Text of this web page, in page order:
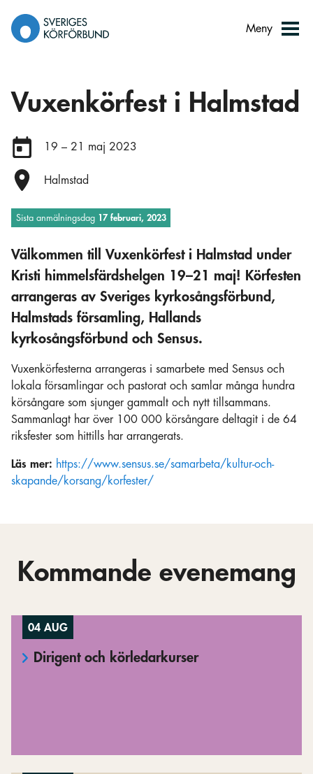
innehåll
Meny
Vuxenkörfest i Halmstad
Datum:
19 – 21 maj 2023
Plats:
Halmstad
Sista anmälningsdag 17 februari, 2023
Välkommen till Vuxenkörfest i Halmstad under
Kristi himmelsfärdshelgen 19–21 maj! Körfesten
arrangeras av Sveriges kyrkosångsförbund,
Halmstads församling, Hallands
kyrkosångsförbund och Sensus.
Vuxenkörfesterna arrangeras i samarbete med Sensus och
lokala församlingar och pastorat och samlar många hundra
körsångare som sjunger gammalt och nytt tillsammans.
Sammanlagt har över 100 000 körsångare deltagit i de 64
riksfester som hittills har arrangerats.
Läs mer: https://www.sensus.se/samarbeta/kultur-och-
skapande/korsang/korfester/
Kommande evenemang
04 AUG
Dirigent och körledarkurser